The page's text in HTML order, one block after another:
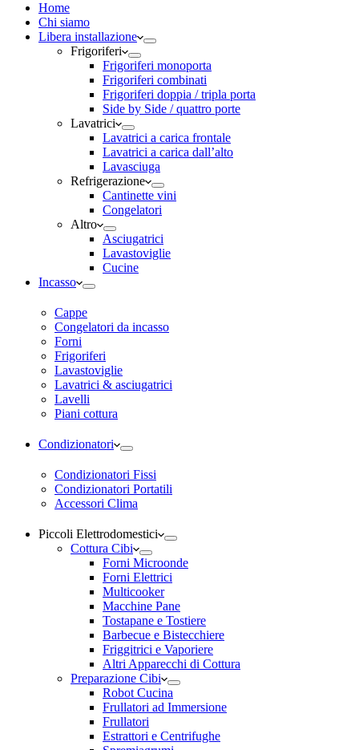
Home
Chi siamo
Libera installazione
Frigoriferi
Frigoriferi monoporta
Frigoriferi combinati
Frigoriferi doppia / tripla porta
Side by Side / quattro porte
Lavatrici
Lavatrici a carica frontale
Lavatrici a carica dall’alto
Lavasciuga
Refrigerazione
Cantinette vini
Congelatori
Altro
Asciugatrici
Lavastoviglie
Cucine
Incasso
Cappe
Congelatori da incasso
Forni
Frigoriferi
Lavastoviglie
Lavatrici & asciugatrici
Lavelli
Piani cottura
Condizionatori
Condizionatori Fissi
Condizionatori Portatili
Accessori Clima
Piccoli Elettrodomestici
Cottura Cibi
Forni Microonde
Forni Elettrici
Multicooker
Macchine Pane
Tostapane e Tostiere
Barbecue e Bistecchiere
Friggitrici e Vaporiere
Altri Apparecchi di Cottura
Preparazione Cibi
Robot Cucina
Frullatori ad Immersione
Frullatori
Estrattori e Centrifughe